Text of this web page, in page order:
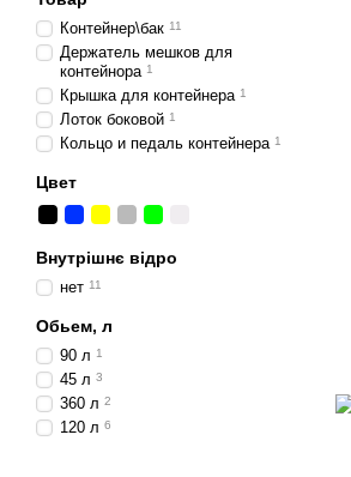
Контейнер\бак 11
Держатель мешков для
контейнора 1
Крышка для контейнера 1
Лоток боковой 1
Кольцо и педаль контейнера 1
Цвет
Внутрішнє відро
нет 11
Обьем, л
90 л 1
45 л 3
360 л 2
120 л 6